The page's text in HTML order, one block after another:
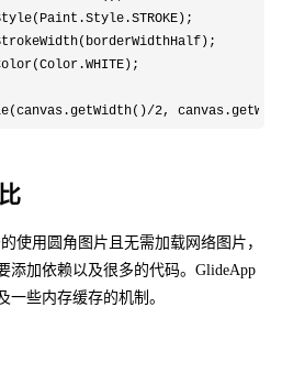
2,
用圆角图片且无需加载网络图片，
添加依赖以及很多的代码。GlideApp
一些内存缓存的机制。